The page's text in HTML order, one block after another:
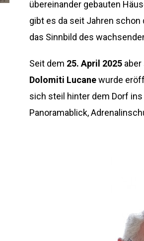
übereinander gebauten
gibt es da seit Jahren schon
das Sinnbild des
Seit dem 25. April 2025
Dolomiti Lucanewurde
sich steil hinter dem Dorf
Panoramablick,